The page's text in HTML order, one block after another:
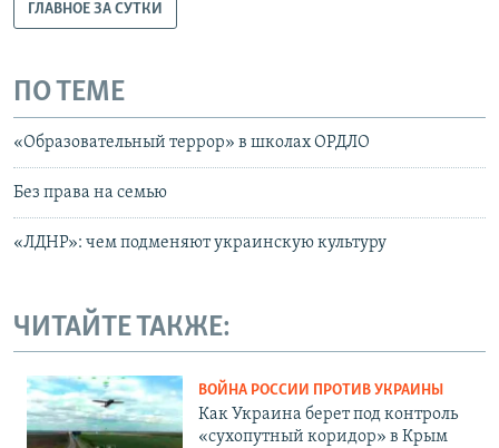
ГЛАВНОЕ ЗА СУТКИ
ПО ТЕМЕ
«Образовательный террор» в школах ОРДЛО
Без права на семью
«ЛДНР»: чем подменяют украинскую культуру
ЧИТАЙТЕ ТАКЖЕ:
ВОЙНА РОССИИ ПРОТИВ УКРАИНЫ
Как Украина берет под контроль
«сухопутный коридор» в Крым